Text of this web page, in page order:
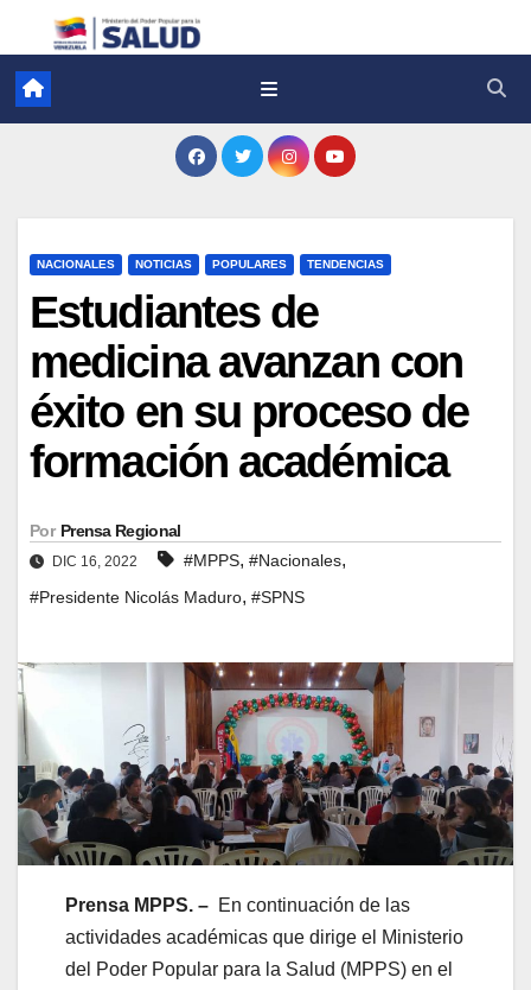
NACIONALES NOTICIAS POPULARES TENDENCIAS
Estudiantes de
medicina avanzan con
éxito en su proceso de
formación académica
Por Prensa Regional
DIC 16, 2022 #MPPS, #Nacionales,
#Presidente Nicolás Maduro, #SPNS
Prensa MPPS. – En continuación de las
actividades académicas que dirige el Ministerio
del Poder Popular para la Salud (MPPS) en el